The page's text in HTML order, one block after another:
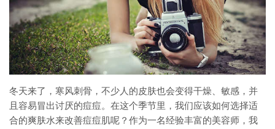
冬天来了，寒风刺骨，不少人的皮肤也会变得干燥、敏感，并
且容易冒出讨厌的痘痘。在这个季节里，我们应该如何选择适
合的爽肤水来改善痘痘肌呢？作为一名经验丰富的美容师，我